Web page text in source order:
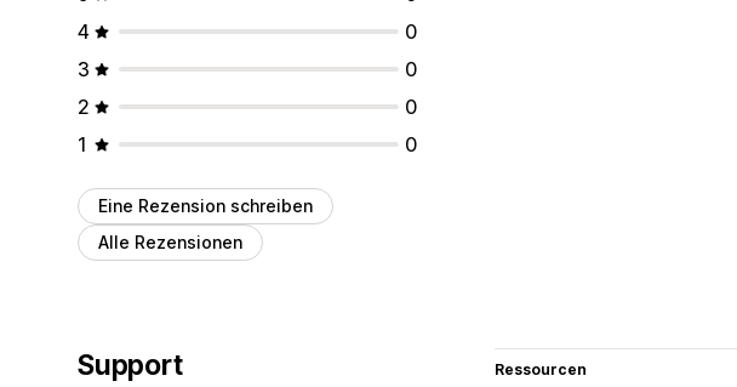
4
0
3
0
2
0
1
0
Eine Rezension schreiben
Alle Rezensionen
Support Ressourcen